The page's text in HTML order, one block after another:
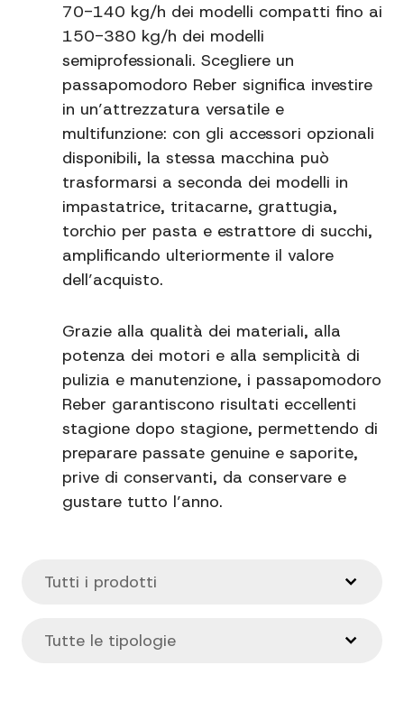
70-140 kg/h dei modelli compatti fino ai
150-380 kg/h dei modelli
semiprofessionali. Scegliere un
passapomodoro Reber significa investire
in un’attrezzatura versatile e
multifunzione: con gli accessori opzionali
disponibili, la stessa macchina può
trasformarsi a seconda dei modelli in
impastatrice, tritacarne, grattugia,
torchio per pasta e estrattore di succhi,
amplificando ulteriormente il valore
dell’acquisto.
Grazie alla qualità dei materiali, alla
potenza dei motori e alla semplicità di
pulizia e manutenzione, i passapomodoro
Reber garantiscono risultati eccellenti
stagione dopo stagione, permettendo di
preparare passate genuine e saporite,
prive di conservanti, da conservare e
gustare tutto l’anno.